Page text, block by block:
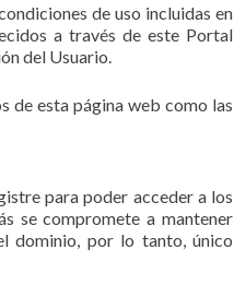
de uso incluidas en
a través de este Portal
del Usuario.
de esta página web como las
para poder acceder a los
se compromete a mantener
dominio, por lo tanto, único